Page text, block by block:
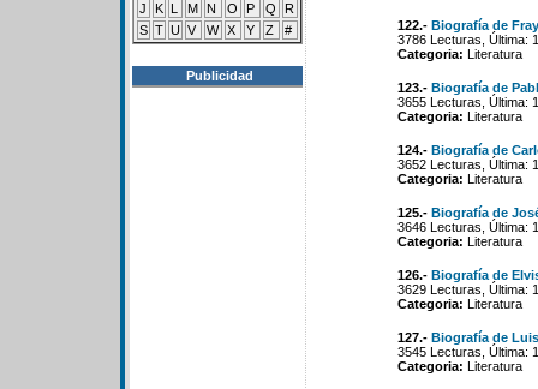
J
K L M N O P Q
R
S T U V W X Y Z #
Publicidad
122.- Biografía de
3786 Lecturas, Última:
Categoria: Literatura
123.- Biografía de
3655 Lecturas, Última:
Categoria: Literatura
124.- Biografía de
3652 Lecturas, Última:
Categoria: Literatura
125.- Biografía de
3646 Lecturas, Última:
Categoria: Literatura
126.- Biografía de
3629 Lecturas, Última:
Categoria: Literatura
127.- Biografía de
3545 Lecturas, Última:
Categoria: Literatura